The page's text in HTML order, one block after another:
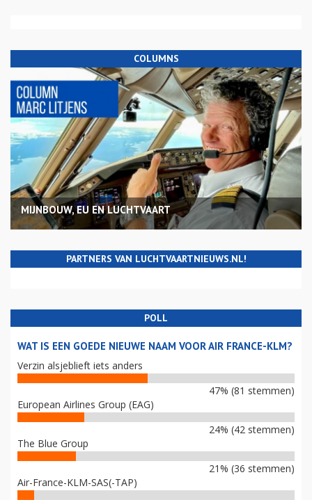
COLUMNS
MIJNBOUW, EU EN LUCHTVAART
PARTNERS VAN LUCHTVAARTNIEUWS.NL!
POLL
WAT IS EEN GOEDE NIEUWE NAAM VOOR AIR FRANCE-KLM?
Verzin alsjeblieft iets anders
47% (81 stemmen)
European Airlines Group (EAG)
24% (42 stemmen)
The Blue Group
21% (36 stemmen)
Air-France-KLM-SAS(-TAP)